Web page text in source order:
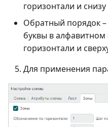
горизонтали и
Обратный порядок
буквы в алфавитном
горизонтали и
Для применения